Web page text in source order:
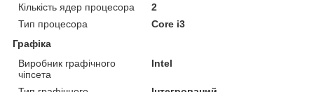
Кількість ядер процесора
2
Тип процесора
Core i3
Графіка
Виробник графічного
чіпсета
Intel